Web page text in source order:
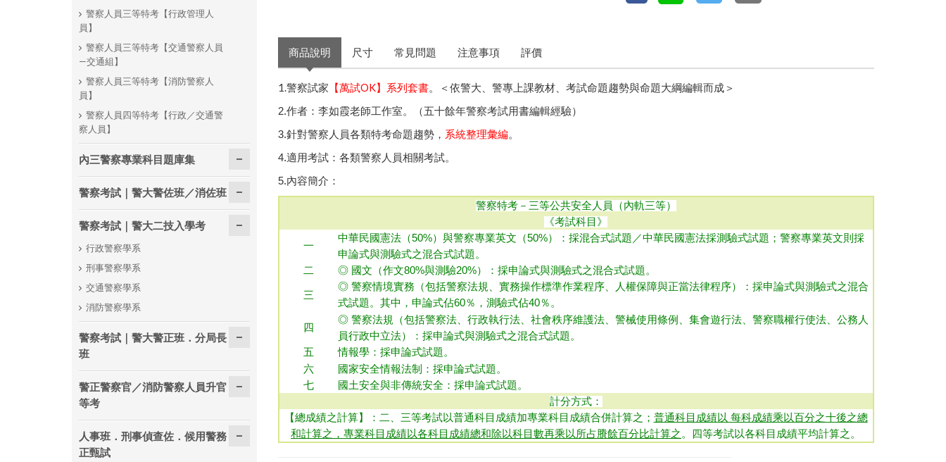
商品說明 尺寸 常見問題 注意事項 評價
1.警察試家 【萬試OK】系列套書。＜依警大、警專上課教材、考試命題趨勢與命題大綱編輯而成＞
2.作者：李如霞老師工作室。（五十餘年警察考試用書編輯經驗）
3.針對警察人員各類特考命題趨勢， 系統整理彙編。
4.適用考試：各類警察人員相關考試。
5.內容簡介：
警察特考－三等公共安全人員（內軌三等）
《考試科目》
一
中華民國憲法（50%）與警察專業英文（50%）：採混合式試題／中華民國憲法採測驗式試題；警察專業英文則採
申論式與測驗式之混合式試題。
二
◎ 國文（作文80%與測驗20%）：採申論式與測驗式之混合式試題 。
三
◎ 警察情境實務（包括警察法規、實務操作標準作業程序、人權保障與正當法律程序）：採申論式與測驗式之混合
式試題。 其中，申論式佔60％，測驗式佔40％。
四
◎ 警察法規（包括警察法、行政執行法、社會秩序維護法、警械使用條例、集會遊行法、警察職權行使法、公務人
員行政中立法）：採申論式與測驗式之混合式試題。
五
情報學： 採申論式試題。
六
國家安全情報法制
：採申論式試題。
七
國土安全與非傳統安全： 採申論式試題。
計分方式：
【總成績之計算】：二、三等考試以普通科目成績加專業科目成績合併計算之； 普通科目成績以 每科成績乘以百分之十後之總
和計算之，專業科目成績以各科目成績總和除以科目數再乘以所占賸餘百分比計算之 。四等考試以各科目成績平均計算之。
警察人員三等特考【行政管理人
員】
警察人員三等特考【交通警察人員
—交通組】
警察人員三等特考【消防警察人
員】
警察人員四等特考【行政／交通警
察人員】
內三警察專業科目題庫集
警察考試｜警大警佐班／消佐班
警察考試｜警大二技入學考
行政警察學系
刑事警察學系
交通警察學系
消防警察學系
警察考試｜警大警正班．分局長
班
警正警察官／消防警察人員升官
等考
人事班．刑事偵查佐．候用警務
正甄試